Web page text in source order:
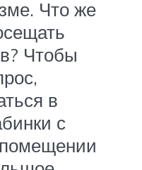
Что же
Чтобы
в
с